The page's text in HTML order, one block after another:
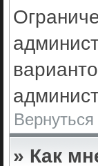
» Как